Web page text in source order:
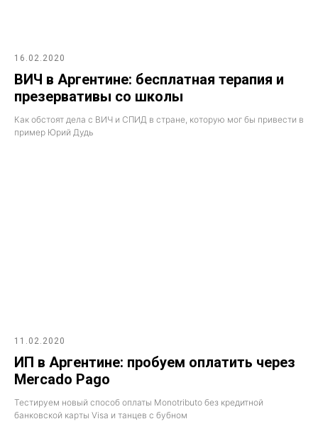
16.02.2020
ВИЧ в Аргентине: бесплатная терапия и
презервативы со школы
Как обстоят дела с ВИЧ и СПИД в стране, которую мог бы привести в
пример Юрий Дудь
11.02.2020
ИП в Аргентине: пробуем оплатить через
Mercado Pago
Тестируем новый способ оплаты Monotributo без кредитной
банковской карты Visa и танцев с бубном